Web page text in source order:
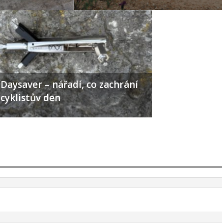
Daysaver – nářadí, co zachrání
cyklistův den